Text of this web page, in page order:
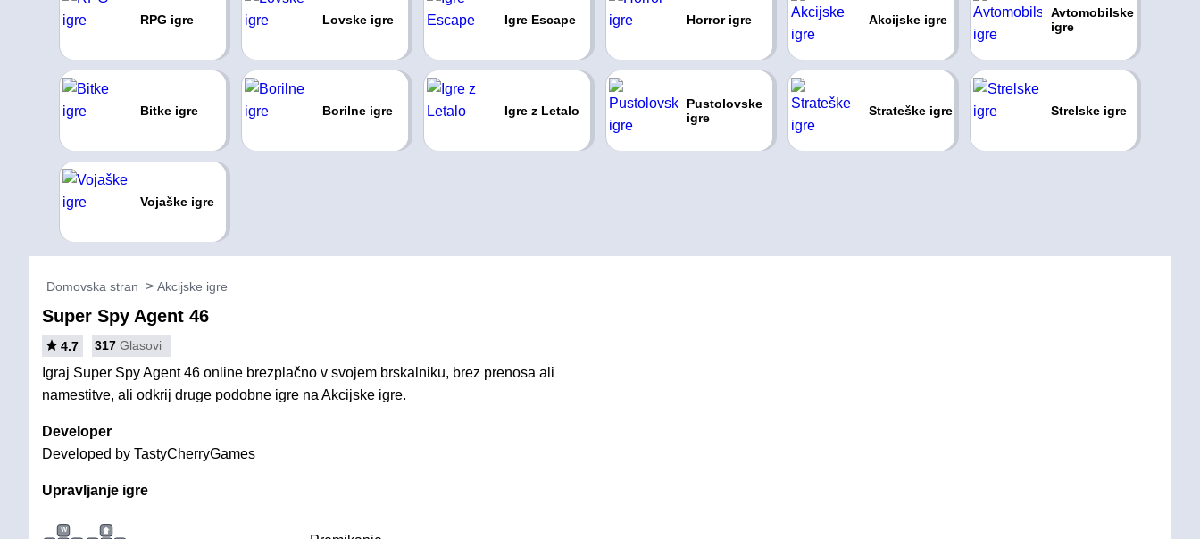
RPG igre Lovske igre Igre Escape Horror igre Akcijske igre
Avtomobilske
igre
Bitke igre Borilne igre Igre z Letalo
Pustolovske
igre
Strateške igre Strelske igre
Vojaške igre
Domovska stran Akcijske igre
Super Spy Agent 46
4.7 317 Glasovi
Igraj Super Spy Agent 46 online brezplačno v svojem brskalniku, brez prenosa ali
namestitve, ali odkrij druge podobne igre na Akcijske igre.
Developer
Developed by TastyCherryGames
Upravljanje igre
W